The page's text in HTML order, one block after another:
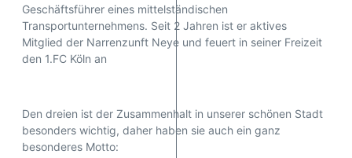
Geschäftsführer eines mittelständischen
Transportunternehmens. Seit 2 Jahren ist er aktives
Mitglied der Narrenzunft Neye und feuert in seiner Freizeit
den 1.FC Köln an
Den dreien ist der Zusammenhalt in unserer schönen Stadt
besonders wichtig, daher haben sie auch ein ganz
besonderes Motto: